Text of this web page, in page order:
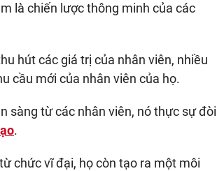
là chiến lược thông minh của các
hút các giá trị của nhân viên, nhiều
cầu mới của nhân viên của họ.
sàng từ các nhân viên, nó thực sự đòi
.
chức vĩ đại, họ còn tạo ra một môi